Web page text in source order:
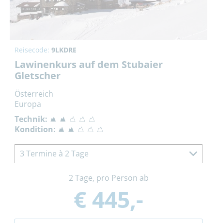
Reisecode: 9LKDRE
Lawinenkurs auf dem Stubaier
Gletscher
Österreich
Europa
Technik:
Kondition:
3 Termine à 2 Tage
2 Tage, pro Person ab
€ 445,-